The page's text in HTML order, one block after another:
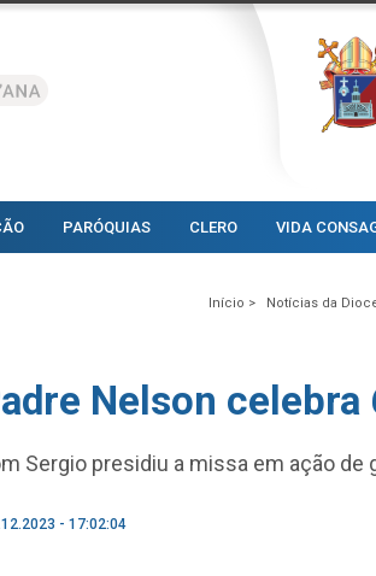
PARÓQUIAS CLERO VIDA
Início > Notícias da
Nelson
Sergio presidiu a missa em ação de
- 17:02:04